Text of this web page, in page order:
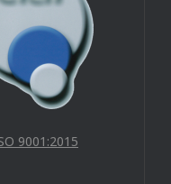
9001:2015